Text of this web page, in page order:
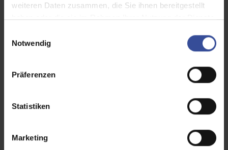
weiteren Daten zusammen, die Sie ihnen bereitgestellt
haben oder die sie im Rahmen Ihrer Nutzung der Dienste
Notwendig
Präferenzen
Statistiken
Marketing